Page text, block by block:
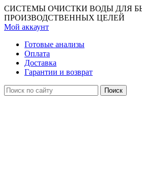
СИСТЕМЫ ОЧИСТКИ ВОДЫ ДЛЯ
ПРОИЗВОДСТВЕННЫХ ЦЕЛЕЙ
Мой аккаунт
Готовые анализы
Оплата
Доставка
Гарантии и возврат
Поиск